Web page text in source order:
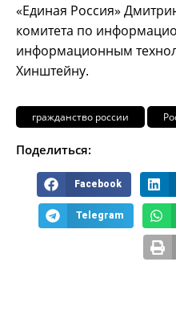
«Единая Россия»
комитета по
информационным
Хинштейну.
гражданство россии
Поделиться:
Facebook
Telegram